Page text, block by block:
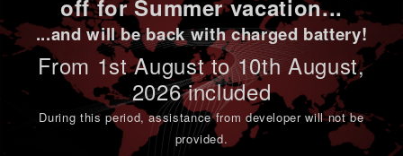
off for Summer vacation...
...and will be back with charged battery!
From 1stAugust to 10th August,
2026 included
During this period,assistance from developer will not be
provided.